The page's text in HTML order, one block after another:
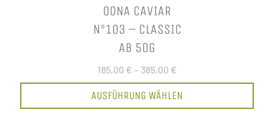
OONA CAVIAR
N°103 – CLASSIC
AB 50G
185,00 € – 385,00 €
AUSFÜHRUNG WÄHLEN